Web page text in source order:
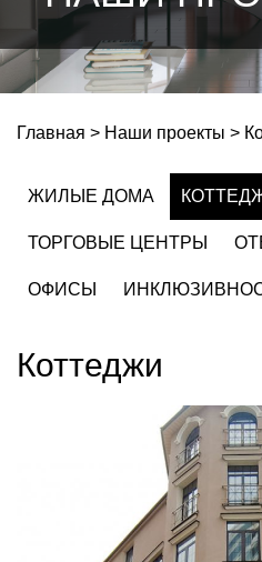
Главная Наши проекты
ЖИЛЫЕ ДОМА
ТОРГОВЫЕ ЦЕНТРЫ
ОФИСЫ
Коттеджи